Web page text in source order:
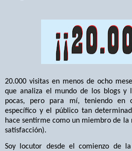
20.000 visitas en menos de ocho
que analiza el mundo de los blogs y
pocas, pero para mí, teniendo en
específico y el público tan
hace sentirme como un miembro de
satisfacción).
Soy locutor desde el comienzo de